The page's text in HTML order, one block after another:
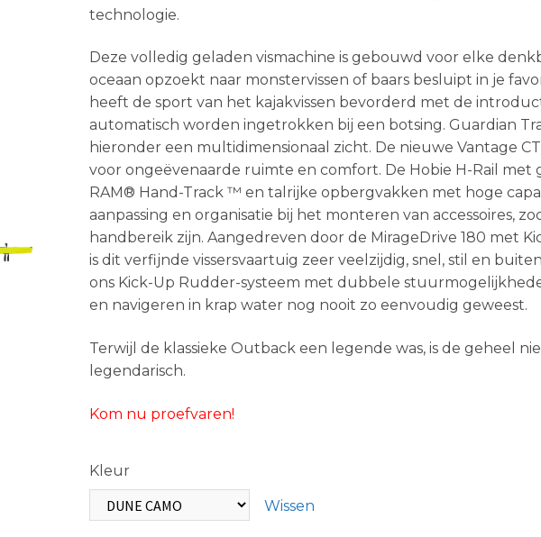
technologie.
Deze volledig geladen vismachine is gebouwd voor elke
oceaan opzoekt naar monstervissen of baars besluipt in je
heeft de sport van het kajakvissen bevorderd met de
automatisch worden ingetrokken bij een botsing. Guardian
hieronder een multidimensionaal zicht. De nieuwe Vantage
voor ongeëvenaarde ruimte en comfort. De Hobie H-Rail
RAM® Hand-Track ™ en talrijke opbergvakken met hoge
aanpassing en organisatie bij het monteren van accessoires,
handbereik zijn. Aangedreven door de MirageDrive 180 met
is dit verfijnde vissersvaartuig zeer veelzijdig, snel, stil en
ons Kick-Up Rudder-systeem met dubbele
en navigeren in krap water nog nooit zo eenvoudig geweest.
Terwijl de klassieke Outback een legende was, is de geheel
legendarisch.
Kom nu proefvaren!
Kleur
Wissen